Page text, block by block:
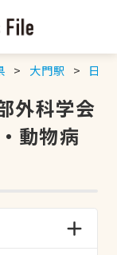
大門駅 日本
外科学会
動物病